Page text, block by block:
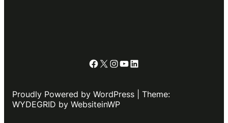
Facebook
X Instagram
YouTube
LinkedIn
Proudly Powered by WordPress | Theme:
WYDEGRID by WebsiteinWP